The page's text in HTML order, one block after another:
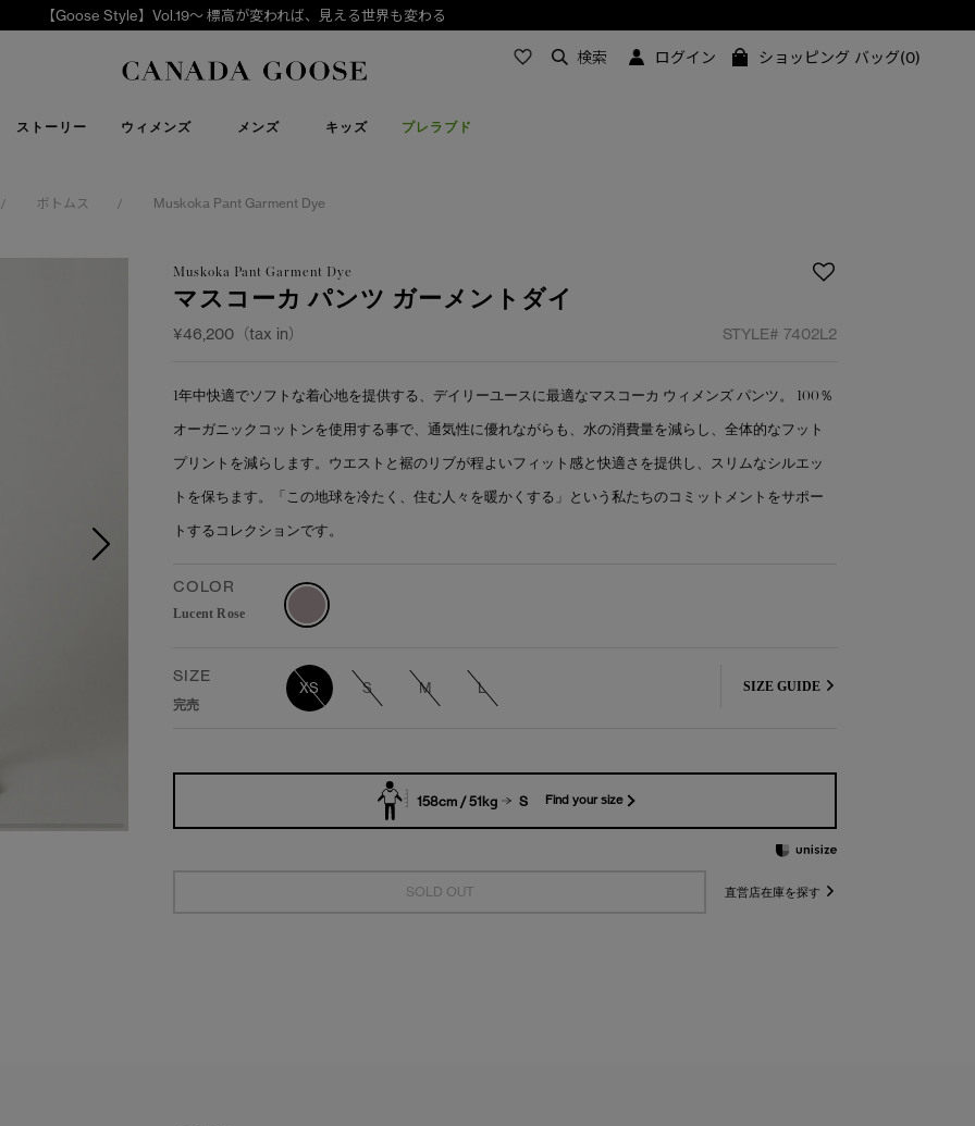
【Goose Style】Vol.19～ 標高が変われば、見える世界も変わる
Canada Goose
ストーリー ウィメンズ メンズ キッズ プレラブド
下取り申請 検索 ログイン ショッピング バッグ(0)
/ ボトムス / Muskoka Pant Garment Dye
Muskoka Pant Garment Dye
マスコーカ パンツ ガーメントダイ
¥46,200（tax in） STYLE# 7402L2
1年中快適でソフトな着心地を提供する、デイリーユースに最適なマスコーカ ウィメンズ パンツ。 100％
オーガニックコットンを使用する事で、通気性に優れながらも、水の消費量を減らし、全体的なフット
プリントを減らします。ウエストと裾のリブが程よいフィット感と快適さを提供し、スリムなシルエッ
トを保ちます。「この地球を冷たく、住む人々を暖かくする」という私たちのコミットメントをサポー
トするコレクションです。
COLOR
Lucent Rose
SIZE
完売
XS S M L SIZE GUIDE
158cm / 51kg S Find your size
SOLD OUT 直営店在庫を探す